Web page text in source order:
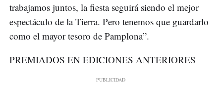
trabajamos juntos, la fiesta seguirá siendo el mejor
espectáculo de la Tierra. Pero tenemos que guardarlo
como el mayor tesoro de Pamplona”.
PREMIADOS EN EDICIONES ANTERIORES